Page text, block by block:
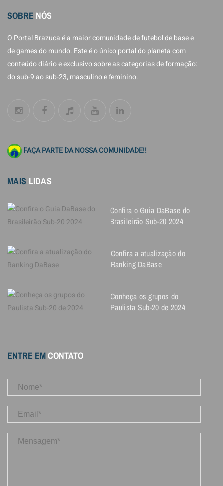
SOBRE NÓS
O Portal Brazuca é a maior comunidade de futebol de base e
de games do mundo. Este é o único portal do planeta com
conteúdo diário e exclusivo sobre as categorias de formação:
do sub-9 ao sub-23, masculino e feminino.
FAÇA PARTE DA NOSSA COMUNIDADE!!
MAIS LIDAS
Confira o Guia DaBase do
Brasileirão Sub-20 2024
Confira a atualização do
Ranking DaBase
Conheça os grupos do
Paulista Sub-20 de 2024
ENTRE EMCONTATO